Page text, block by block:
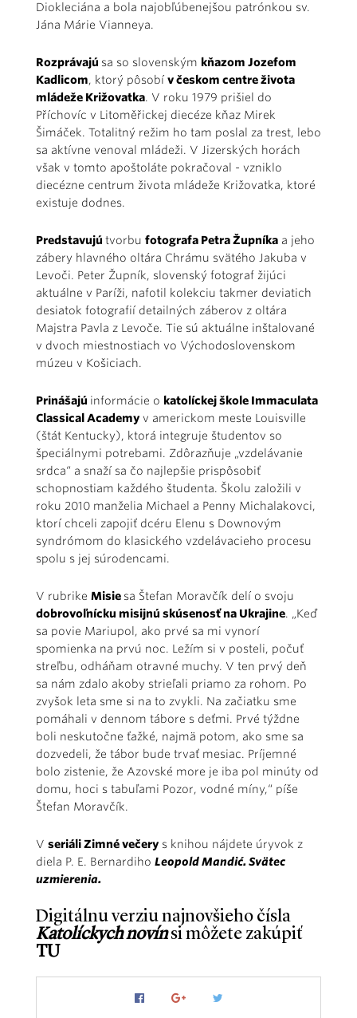
Diokleciána a bola najobľúbenejšou patrónkou sv.
Jána Márie Vianneya.
Rozprávajú sa so slovenským kňazom Jozefom
Kadlicom, ktorý pôsobí v českom centre života
mládeže Križovatka. V roku 1979 prišiel do
Příchovíc v Litoměřickej diecéze kňaz Mirek
Šimáček. Totalitný režim ho tam poslal za trest, lebo
sa aktívne venoval mládeži. V Jizerských horách
však v tomto apoštoláte pokračoval - vzniklo
diecézne centrum života mládeže Križovatka, ktoré
existuje dodnes.
Predstavujú tvorbu fotografa Petra Župníka a jeho
zábery hlavného oltára Chrámu svätého Jakuba v
Levoči. Peter Župník, slovenský fotograf žijúci
aktuálne v Paríži, nafotil kolekciu takmer deviatich
desiatok fotografií detailných záberov z oltára
Majstra Pavla z Levoče. Tie sú aktuálne inštalované
v dvoch miestnostiach vo Východoslovenskom
múzeu v Košiciach.
Prinášajú informácie o katolíckej škole Immaculata
Classical Academy v americkom meste Louisville
(štát Kentucky), ktorá integruje študentov so
špeciálnymi potrebami. Zdôrazňuje „vzdelávanie
srdca“ a snaží sa čo najlepšie prispôsobiť
schopnostiam každého študenta. Školu založili v
roku 2010 manželia Michael a Penny Michalakovci,
ktorí chceli zapojiť dcéru Elenu s Downovým
syndrómom do klasického vzdelávacieho procesu
spolu s jej súrodencami.
V rubrike Misie sa Štefan Moravčík delí o svoju
dobrovoľnícku misijnú skúsenosť na Ukrajine. „Keď
sa povie Mariupol, ako prvé sa mi vynorí
spomienka na prvú noc. Ležím si v posteli, počuť
streľbu, odháňam otravné muchy. V ten prvý deň
sa nám zdalo akoby strieľali priamo za rohom. Po
zvyšok leta sme si na to zvykli. Na začiatku sme
pomáhali v dennom tábore s deťmi. Prvé týždne
boli neskutočne ťažké, najmä potom, ako sme sa
dozvedeli, že tábor bude trvať mesiac. Príjemné
bolo zistenie, že Azovské more je iba pol minúty od
domu, hoci s tabuľami Pozor, vodné míny,“ píše
Štefan Moravčík.
V seriáli Zimné večery s knihou nájdete úryvok z
diela P. E. Bernardiho Leopold Mandić. Svätec
uzmierenia.
Digitálnu verziu najnovšieho čísla
Katolíckych novínsi môžete zakúpiť
TU